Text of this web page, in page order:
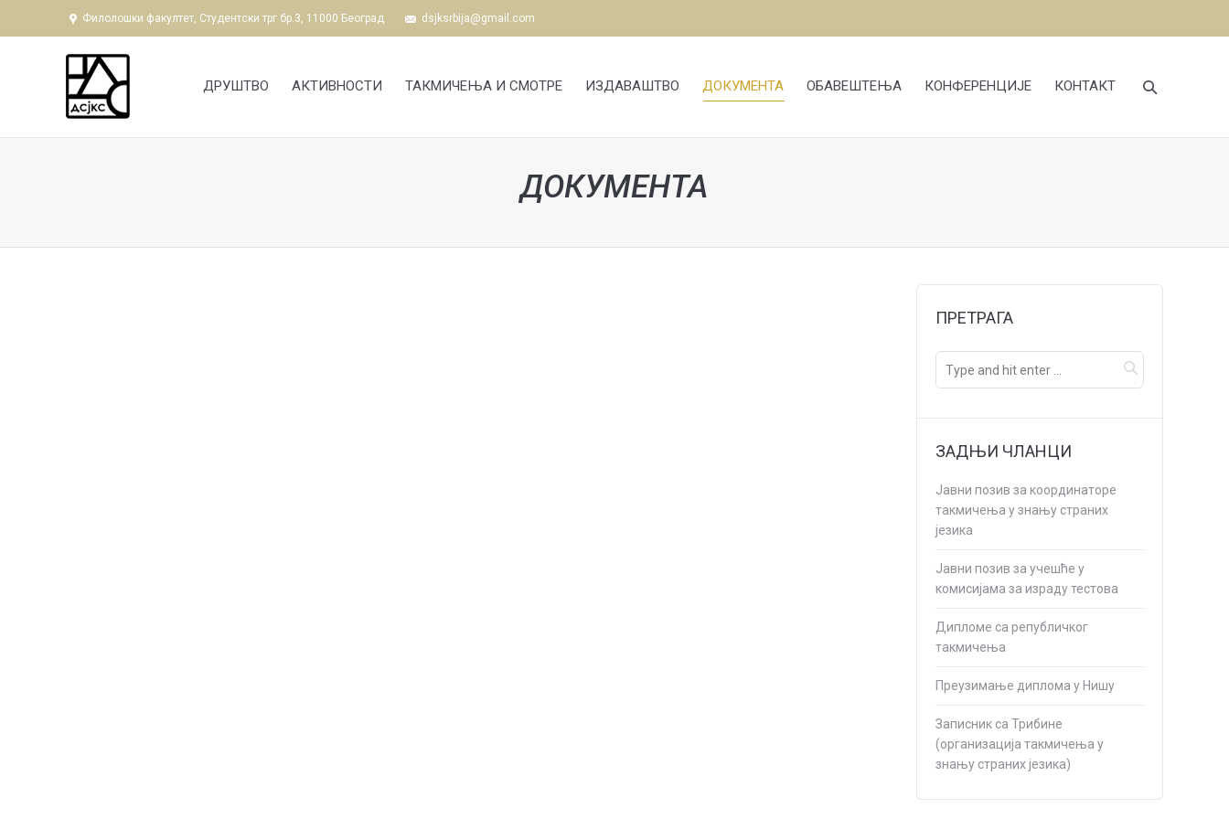
Филолошки факултет, Студентски трг бр.3, 11000 Београд dsjksrbija@gmail.com
ДРУШТВО АКТИВНОСТИ ТАКМИЧЕЊА И СМОТРЕ ИЗДАВАШТВО ДОКУМЕНТА ОБАВЕШТЕЊА КОНФЕРЕНЦИЈЕ КОНТАКТ
ДОКУМЕНТА
ПРЕТРАГА
ЗАДЊИ ЧЛАНЦИ
Јавни позив за координаторе
такмичења у знању страних
језика
Јавни позив за учешће у
комисијама за израду тестова
Дипломе са републичког
такмичења
Преузимање диплома у Нишу
Записник са Трибине
(организација такмичења у
знању страних језика)